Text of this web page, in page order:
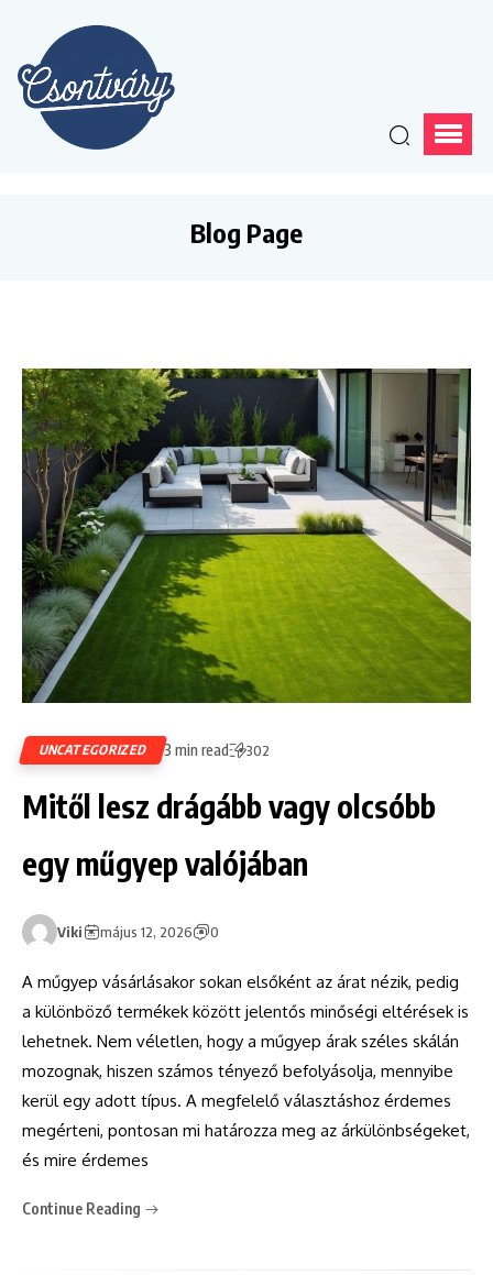
Blog Page
UNCATEGORIZED 3 min read 302
Mitől lesz drágább vagy olcsóbb
egy műgyep valójában
Viki május 12, 2026 0
A műgyep vásárlásakor sokan elsőként az árat nézik, pedig
a különböző termékek között jelentős minőségi eltérések is
lehetnek. Nem véletlen, hogy a műgyep árak széles skálán
mozognak, hiszen számos tényező befolyásolja, mennyibe
kerül egy adott típus. A megfelelő választáshoz érdemes
megérteni, pontosan mi határozza meg az árkülönbségeket,
és mire érdemes
Continue Reading